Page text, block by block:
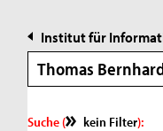
Institut für
Thomas
Suche ( kein Filter):